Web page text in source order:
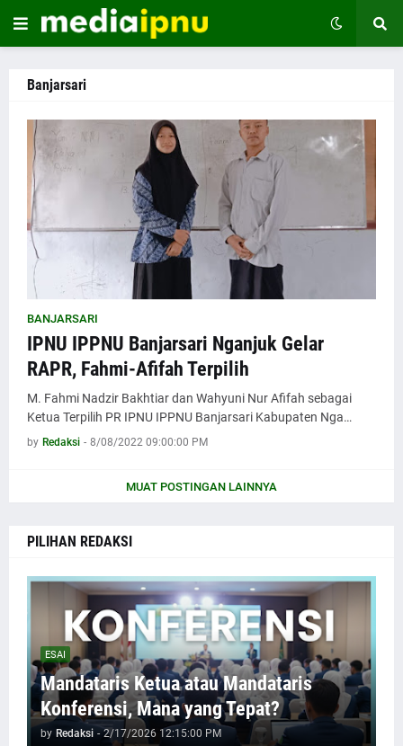
Banjarsari
BANJARSARI
IPNU IPPNU Banjarsari Nganjuk Gelar
RAPR, Fahmi-Afifah Terpilih
M. Fahmi Nadzir Bakhtiar dan Wahyuni Nur Afifah sebagai
Ketua Terpilih PR IPNU IPPNU Banjarsari Kabupaten Nga…
by Redaksi - 8/08/2022 09:00:00 PM
MUAT POSTINGAN LAINNYA
PILIHAN REDAKSI
ESAI
Mandataris Ketua atau Mandataris
Konferensi, Mana yang Tepat?
by Redaksi - 2/17/2026 12:15:00 PM